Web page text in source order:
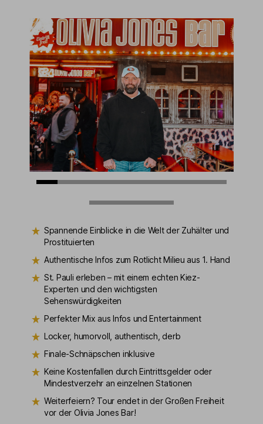
Spannende Einblicke in die Welt der Zuhälter und
Prostituierten
Authentische Infos zum Rotlicht Milieu aus 1. Hand
St. Pauli erleben – mit einem echten Kiez-
Experten und den wichtigsten
Sehenswürdigkeiten
Perfekter Mix aus Infos und Entertainment
Locker, humorvoll, authentisch, derb
Finale-Schnäpschen inklusive
Keine Kostenfallen durch Eintrittsgelder oder
Mindestverzehr an einzelnen Stationen
Weiterfeiern? Tour endet in der Großen Freiheit
vor der Olivia Jones Bar!